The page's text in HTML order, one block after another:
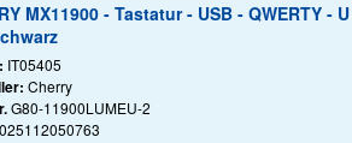
MX11900 - Tastatur - USB - QWERTY - U
IT05405
Cherry
G80-11900LUMEU-2